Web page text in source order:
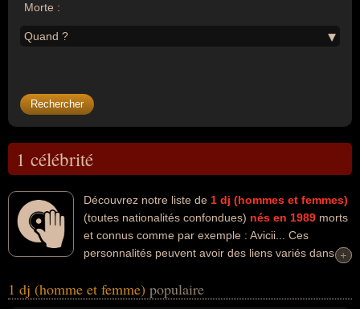
Morte :
Quand ?
1 célébrité
Découvrez notre liste de 1 dj (hommes et femmes)
(toutes nationalités confondues) nés en 1989 morts
et connus comme par exemple : Avicii... Ces
personnalités peuvent avoir des liens variés dans les
Ces célébrités peuvent également avoir été artiste, homme
+
+
1 dj (homme et femme) populaire